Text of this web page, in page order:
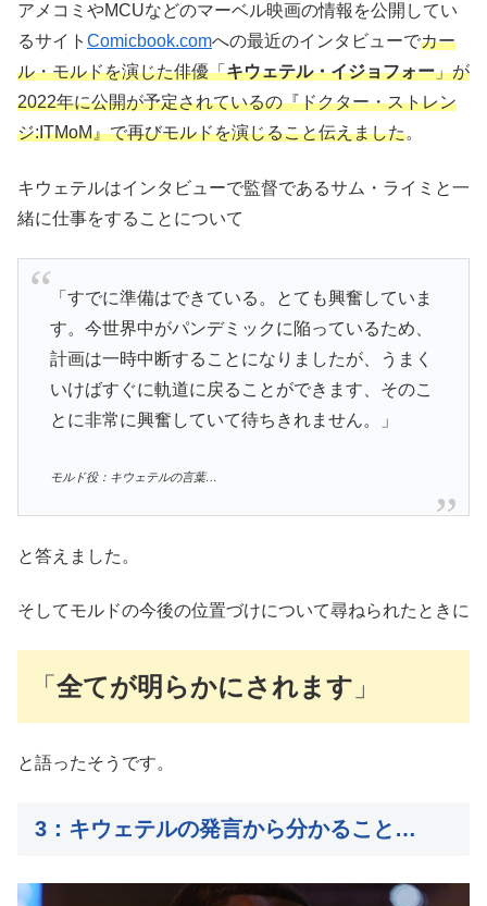
アメコミやMCUなどのマーベル映画の情報を公開してい
るサイト Comicbook.comへの最近のインタビューでカー
ル・モルドを演じた俳優「キウェテル・イジョフォー」が
2022年に公開が予定されているの『ドクター・ストレン
ジ:ITMoM』で再びモルドを演じること伝えました。
キウェテルはインタビューで監督であるサム・ライミと一
緒に仕事をすることについて
「すでに準備はできている。とても興奮していま
す。今世界中がパンデミックに陥っているため、
計画は一時中断することになりましたが、うまく
いけばすぐに軌道に戻ることができます、そのこ
とに非常に興奮していて待ちきれません。」
モルド役：キウェテルの言葉…
と答えました。
そしてモルドの今後の位置づけについて尋ねられたときに
「 全てが明らかにされます 」
と語ったそうです。
3：キウェテルの発言から分かること…